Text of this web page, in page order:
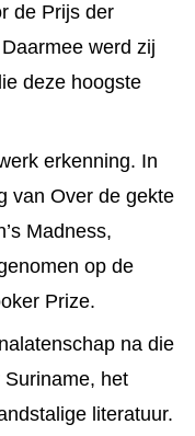
de Prijs der
werd zij
deze hoogste
erkenning. In
van Over de gekte
Madness,
op de
Prize.
na die
het
literatuur.